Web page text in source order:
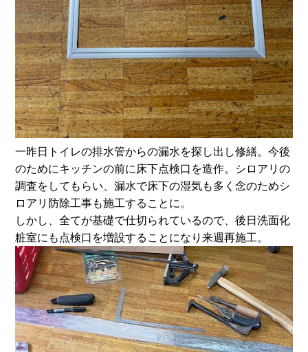
一昨日トイレの排水管からの漏水を探し出し修繕。今後
のためにキッチンの前に床下点検口を造作。シロアリの
調査をしてもらい、漏水で床下の湿気も多く念のためシ
ロアリ防除工事も施工することに。
しかし、全てが基礎で仕切られているので、後日洗面化
粧室にも点検口を増設することになり来週再施工。